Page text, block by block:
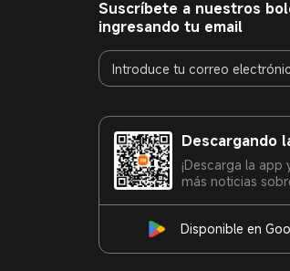
Suscríbete a nuestros
ingresando tu email
Descargando
¡Descarga la app
más noticias
Disponible en